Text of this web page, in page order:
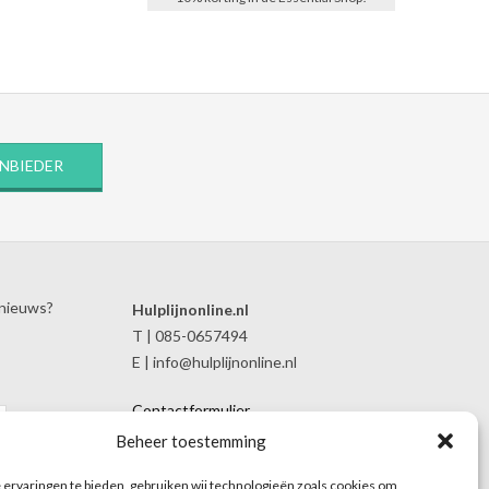
Beheer toestemming
ervaringen te bieden, gebruiken wij technologieën zoals cookies om
Hulplijnonline.nl
T | 085-0657494
E | info@hulplijnonline.nl
Contactformulier
Over Hulplijnonline.nl